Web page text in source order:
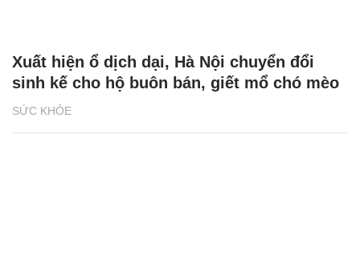
SỨC KHỎE
Xuất hiện ổ dịch dại, Hà Nội chuyển đổi
sinh kế cho hộ buôn bán, giết mổ chó mèo